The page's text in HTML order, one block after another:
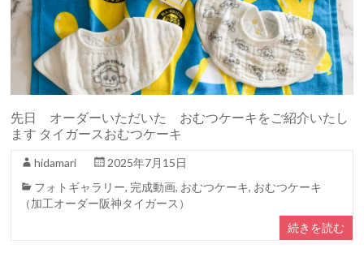
先日 オーダーいただいた おむつケーキをご紹介いたし
ます タイガースおむつケーキ
hidamari
2025年7月15日
フォトギャラリー, 完成動画, おむつケーキ, おむつケーキ
（加工オーダー阪神タイガース）
続きを読む